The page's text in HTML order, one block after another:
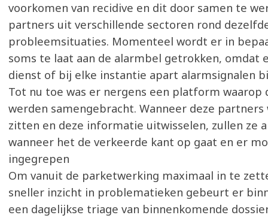
voorkomen van recidive en dit door samen te
partners uit verschillende sectoren rond
probleemsituaties. Momenteel wordt er in
soms te laat aan de alarmbel getrokken, omdat
dienst of bij elke instantie apart alarmsignalen
Tot nu toe was er nergens een platform waarop
werden samengebracht. Wanneer deze partners
zitten en deze informatie uitwisselen, zullen ze
wanneer het de verkeerde kant op gaat en er
ingegrepen
Om vanuit de parketwerking maximaal in te
sneller inzicht in problematieken gebeurt er
een dagelijkse triage van binnenkomende